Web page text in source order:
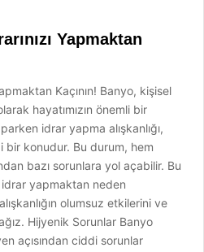
Yapmaktan
Kaçının! Banyo, kişisel
hayatımızın önemli bir
idrar yapma alışkanlığı,
bir konudur. Bu durum, hem
bazı sorunlara yol açabilir. Bu
yapmaktan neden
olumsuz etkilerini ve
Hijyenik Sorunlar Banyo
açısından ciddi sorunlar